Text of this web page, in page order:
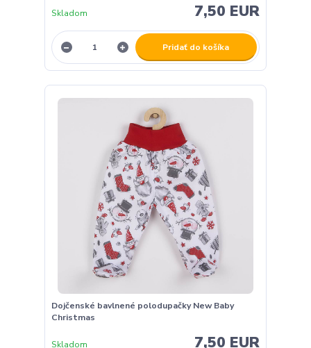
7,50 EUR
Skladom
Pridať do košíka
Dojčenské bavlnené polodupačky New Baby
Christmas
7,50 EUR
Skladom